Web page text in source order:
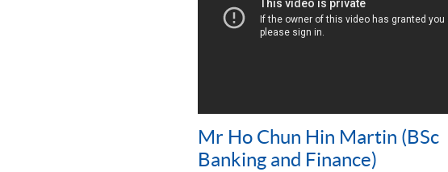
Mr Ho Chun Hin Martin (BSc
Banking and Finance)